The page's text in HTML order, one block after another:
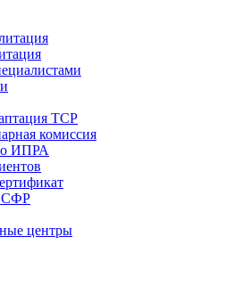
ТСР
комиссия
ИПРА
СФР
центры